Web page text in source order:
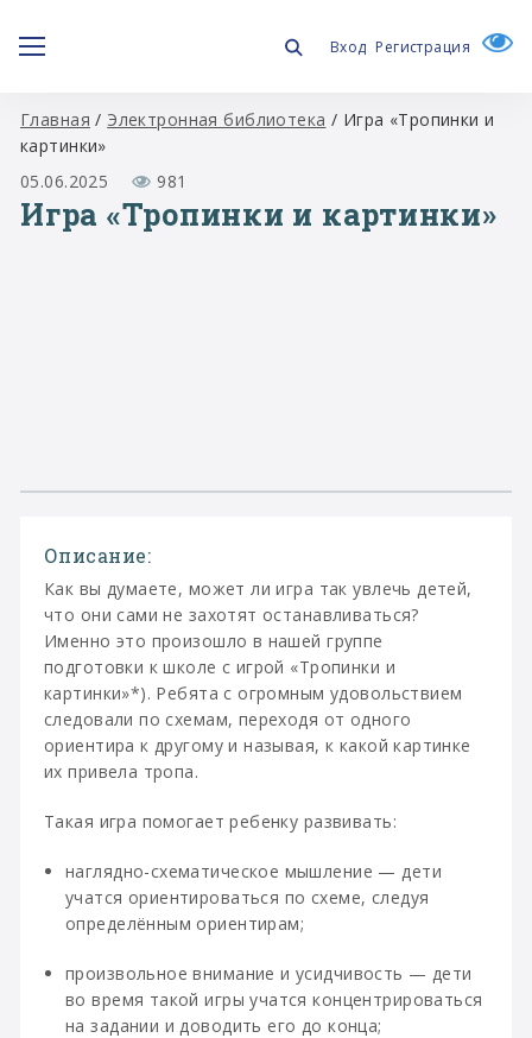
Вход Регистрация
Главная / Электронная библиотека / Игра «Тропинки и
картинки»
05.06.2025
981
Игра «Тропинки и картинки»
Описание:
Как вы думаете, может ли игра так увлечь детей,
что они сами не захотят останавливаться?
Именно это произошло в нашей группе
подготовки к школе с игрой «Тропинки и
картинки»*). Ребята с огромным удовольствием
следовали по схемам, переходя от одного
ориентира к другому и называя, к какой картинке
их привела тропа.
Такая игра помогает ребенку развивать:
наглядно-схематическое мышление — дети
учатся ориентироваться по схеме, следуя
определённым ориентирам;
произвольное внимание и усидчивость — дети
во время такой игры учатся концентрироваться
на задании и доводить его до конца;